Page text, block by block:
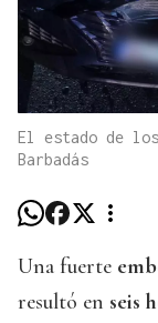
El estado de
Barbadás
Una fuerte
resultó en seis